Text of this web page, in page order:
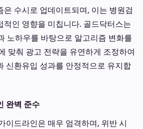
은 수시로 업데이트되며, 이는 병원검
적인 영향을 미칩니다. 골드닥터스는
노하우를 바탕으로 알고리즘 변화를
맞춰 광고 전략을 유연하게 조정하여
신환유입 성과를 안정적으로 유지합
완벽 준수
이드라인은 매우 엄격하며, 위반 시